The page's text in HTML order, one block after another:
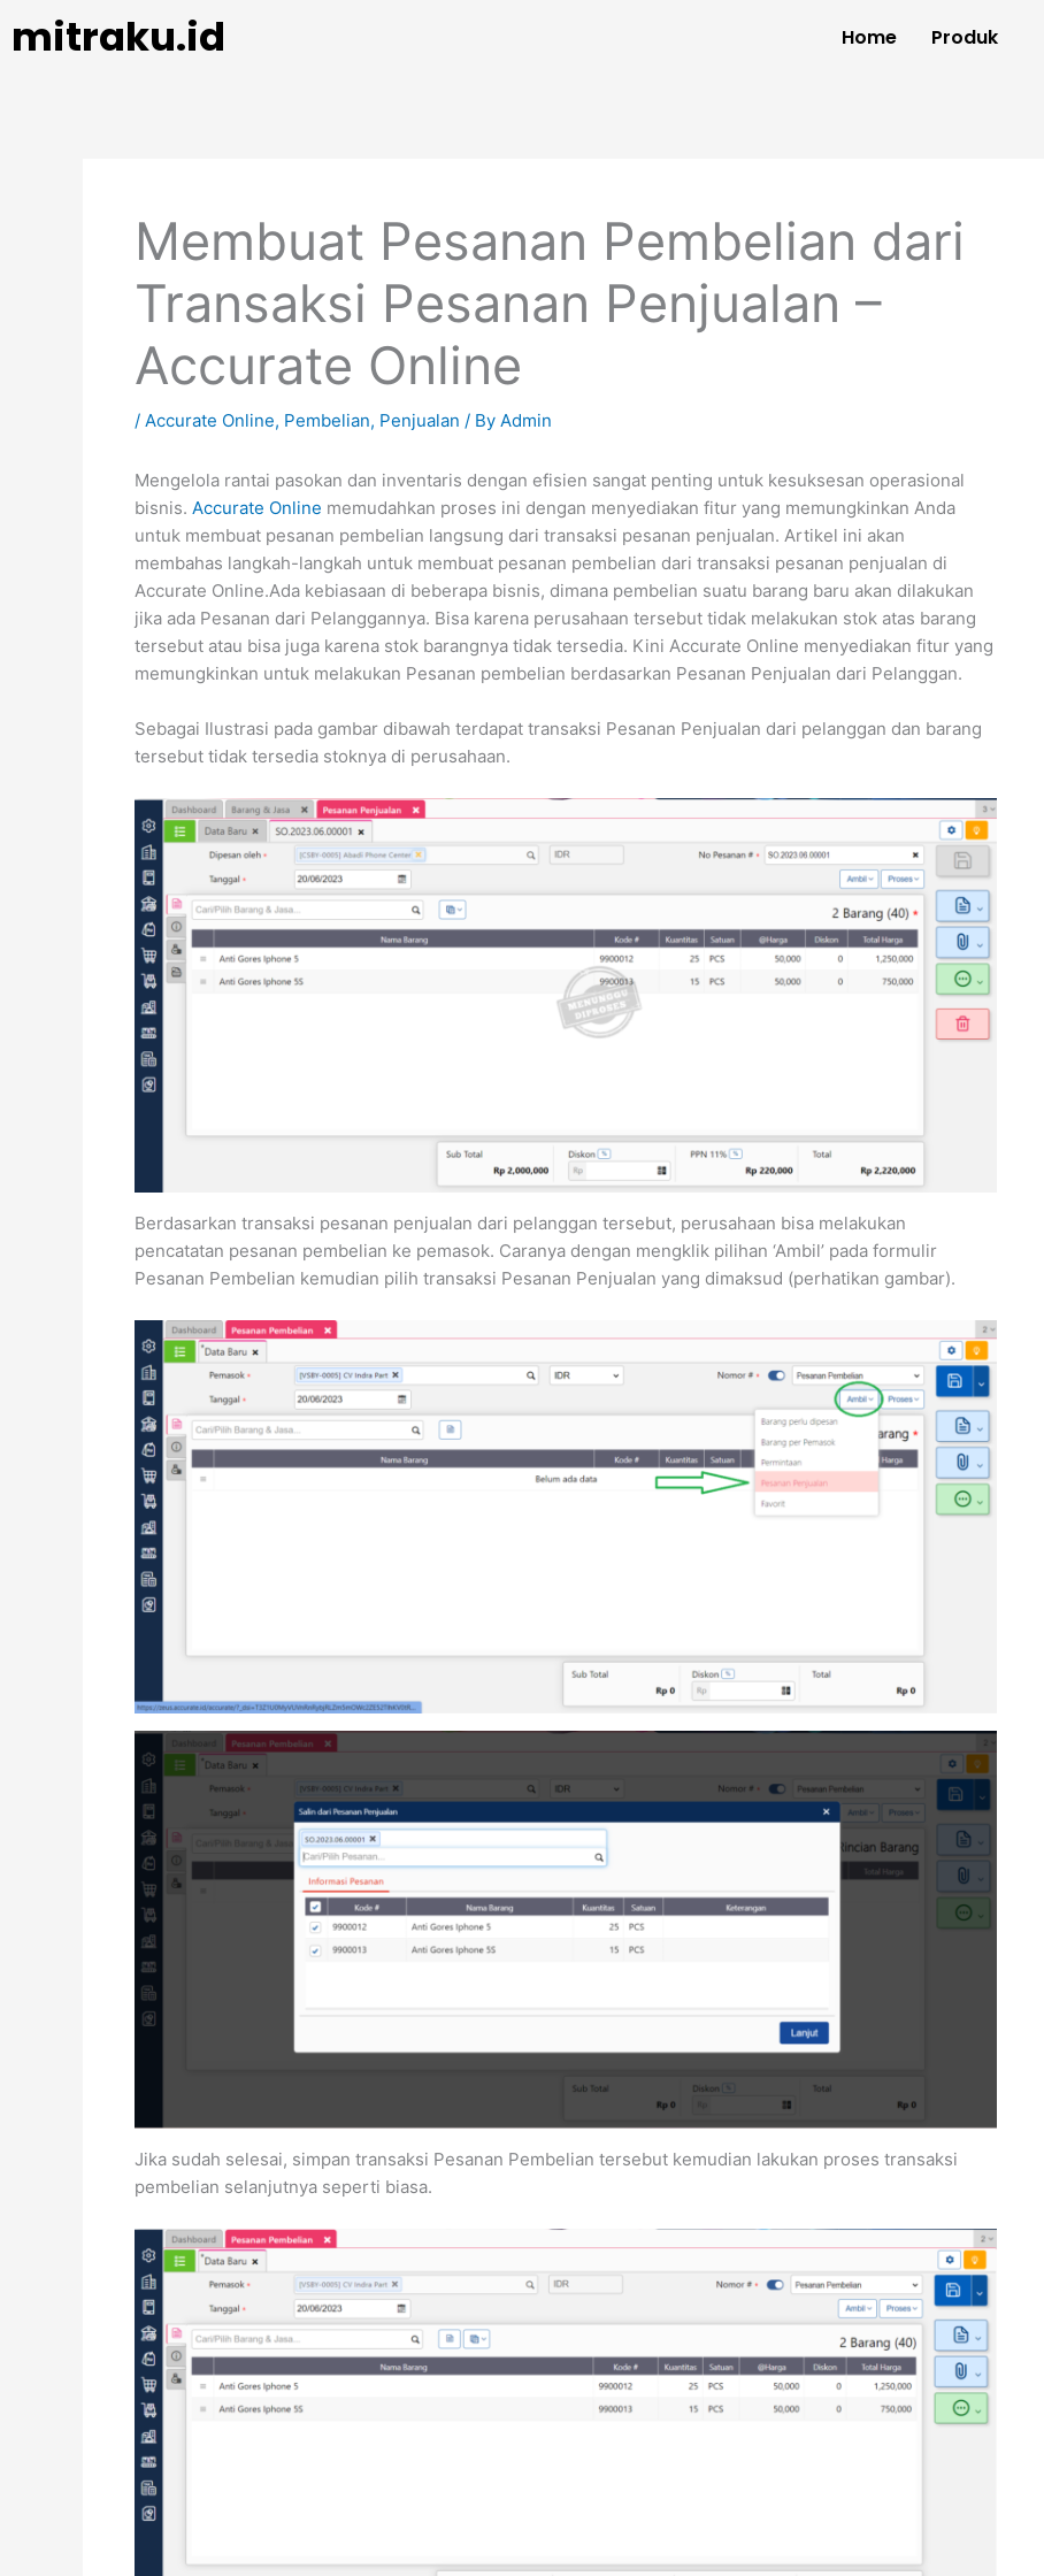
mitraku.id Home Produk
Membuat Pesanan Pembelian dari
Transaksi Pesanan Penjualan –
Accurate Online
/ Accurate Online, Pembelian, Penjualan / By Admin
Mengelola rantai pasokan dan inventaris dengan efisien sangat penting untuk kesuksesan operasional
bisnis. Accurate Online memudahkan proses ini dengan menyediakan fitur yang memungkinkan Anda
untuk membuat pesanan pembelian langsung dari transaksi pesanan penjualan. Artikel ini akan
membahas langkah-langkah untuk membuat pesanan pembelian dari transaksi pesanan penjualan di
Accurate Online.Ada kebiasaan di beberapa bisnis, dimana pembelian suatu barang baru akan dilakukan
jika ada Pesanan dari Pelanggannya. Bisa karena perusahaan tersebut tidak melakukan stok atas barang
tersebut atau bisa juga karena stok barangnya tidak tersedia. Kini Accurate Online menyediakan fitur yang
memungkinkan untuk melakukan Pesanan pembelian berdasarkan Pesanan Penjualan dari Pelanggan.
Sebagai Ilustrasi pada gambar dibawah terdapat transaksi Pesanan Penjualan dari pelanggan dan barang
tersebut tidak tersedia stoknya di perusahaan.
Berdasarkan transaksi pesanan penjualan dari pelanggan tersebut, perusahaan bisa melakukan
pencatatan pesanan pembelian ke pemasok. Caranya dengan mengklik pilihan ‘Ambil’ pada formulir
Pesanan Pembelian kemudian pilih transaksi Pesanan Penjualan yang dimaksud (perhatikan gambar).
Jika sudah selesai, simpan transaksi Pesanan Pembelian tersebut kemudian lakukan proses transaksi
pembelian selanjutnya seperti biasa.